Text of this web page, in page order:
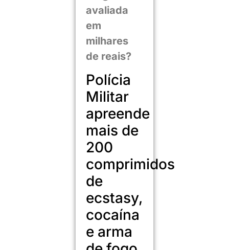
avaliada
em
milhares
de reais?
Polícia
Militar
apreende
mais de
200
comprimidos
de
ecstasy,
cocaína
e arma